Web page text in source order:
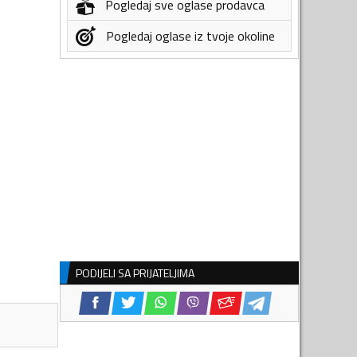
Pogledaj sve oglase prodavca
Pogledaj oglase iz tvoje okoline
PODIJELI SA PRIJATELJIMA